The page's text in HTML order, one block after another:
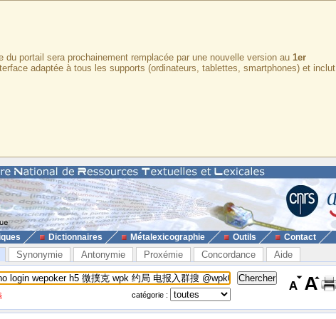
portail sera prochainement remplacée par une nouvelle version au 1er
adaptée à tous les supports (ordinateurs, tablettes, smartphones) et inclut
Dictionnaires Métalexicographie Outils Contact
Synonymie Antonymie Proxémie Concordance Aide
catégorie :